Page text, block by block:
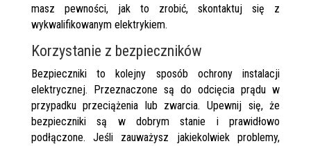
masz pewności, jak to zrobić, skontaktuj się z
wykwalifikowanym elektrykiem.
Korzystanie z bezpieczników
Bezpieczniki to kolejny sposób ochrony instalacji
elektrycznej. Przeznaczone są do odcięcia prądu w
przypadku przeciążenia lub zwarcia. Upewnij się, że
bezpieczniki są w dobrym stanie i prawidłowo
podłączone. Jeśli zauważysz jakiekolwiek problemy,